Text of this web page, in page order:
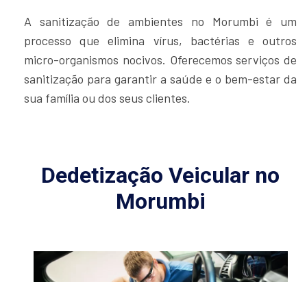
A sanitização de ambientes no Morumbi é um
processo que elimina vírus, bactérias e outros
micro-organismos nocivos. Oferecemos serviços de
sanitização para garantir a saúde e o bem-estar da
sua família ou dos seus clientes.
Dedetização Veicular no
Morumbi